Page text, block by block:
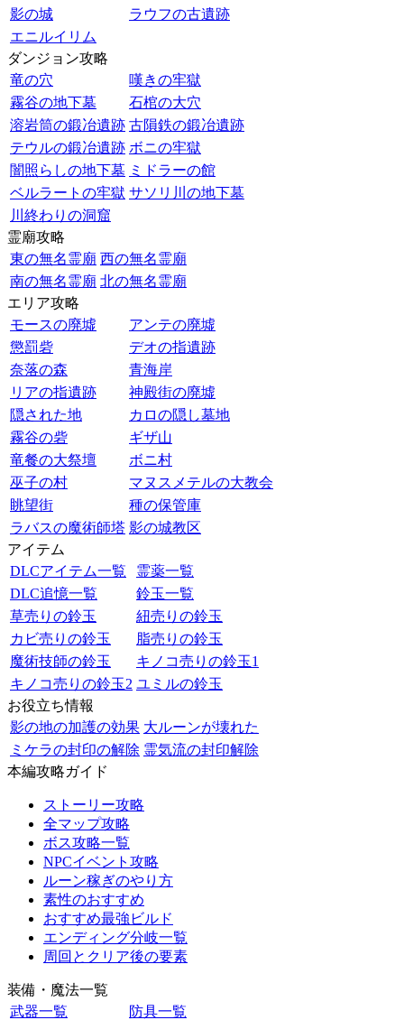
影の城
ラウフの古遺跡
エニルイリム
ダンジョン攻略
竜の穴
嘆きの牢獄
霧谷の地下墓
石棺の大穴
溶岩筒の鍛冶遺跡 古隕鉄の鍛冶遺跡
テウルの鍛冶遺跡 ボニの牢獄
闇照らしの地下墓 ミドラーの館
ベルラートの牢獄 サソリ川の地下墓
川終わりの洞窟
霊廟攻略
東の無名霊廟 西の無名霊廟
南の無名霊廟 北の無名霊廟
エリア攻略
モースの廃墟
アンテの廃墟
懲罰砦
デオの指遺跡
奈落の森
青海岸
リアの指遺跡
神殿街の廃墟
隠された地
カロの隠し墓地
霧谷の砦
ギザ山
竜餐の大祭壇
ボニ村
巫子の村
マヌスメテルの大教会
眺望街
種の保管庫
ラバスの魔術師塔 影の城教区
アイテム
DLCアイテム一覧
霊薬一覧
DLC追憶一覧
鈴玉一覧
草売りの鈴玉
紐売りの鈴玉
カビ売りの鈴玉
脂売りの鈴玉
魔術技師の鈴玉
キノコ売りの鈴玉1
キノコ売りの鈴玉2 ユミルの鈴玉
お役立ち情報
影の地の加護の効果 大ルーンが壊れた
ミケラの封印の解除 霊気流の封印解除
本編攻略ガイド
ストーリー攻略
全マップ攻略
ボス攻略一覧
NPCイベント攻略
ルーン稼ぎのやり方
素性のおすすめ
おすすめ最強ビルド
エンディング分岐一覧
周回とクリア後の要素
装備・魔法一覧
武器一覧
防具一覧